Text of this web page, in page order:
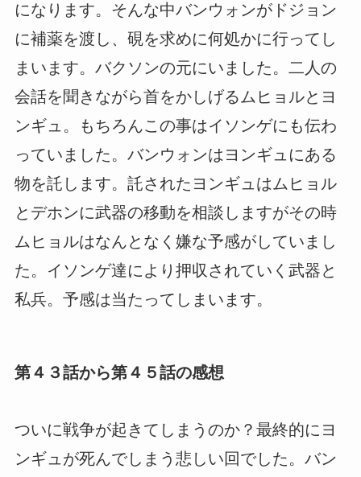
になります。そんな中バンウォンがドジョン
に補薬を渡し、硯を求めに何処かに行ってし
まいます。バクソンの元にいました。二人の
会話を聞きながら首をかしげるムヒョルとヨ
ンギュ。もちろんこの事はイソンゲにも伝わ
っていました。バンウォンはヨンギュにある
物を託します。託されたヨンギュはムヒョル
とデホンに武器の移動を相談しますがその時
ムヒョルはなんとなく嫌な予感がしていまし
た。イソンゲ達により押収されていく武器と
私兵。予感は当たってしまいます。
第４３話から第４５話の感想
ついに戦争が起きてしまうのか？最終的にヨ
ンギュが死んでしまう悲しい回でした。バン